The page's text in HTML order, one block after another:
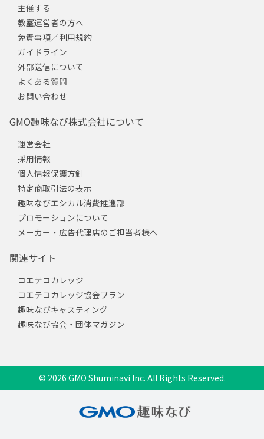
主催する
教室運営者の方へ
免責事項／利用規約
ガイドライン
外部送信について
よくある質問
お問い合わせ
GMO趣味なび株式会社について
運営会社
採用情報
個人情報保護方針
特定商取引法の表示
趣味なびエシカル消費推進部
プロモーションについて
メーカー・広告代理店のご担当者様へ
関連サイト
コエテコカレッジ
コエテコカレッジ協会プラン
趣味なびキャスティング
趣味なび協会・団体マガジン
© 2026 GMO Shuminavi Inc. All Rights Reserved.